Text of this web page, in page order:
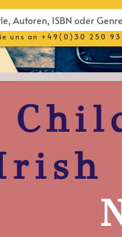
uns an +49(0)30 250